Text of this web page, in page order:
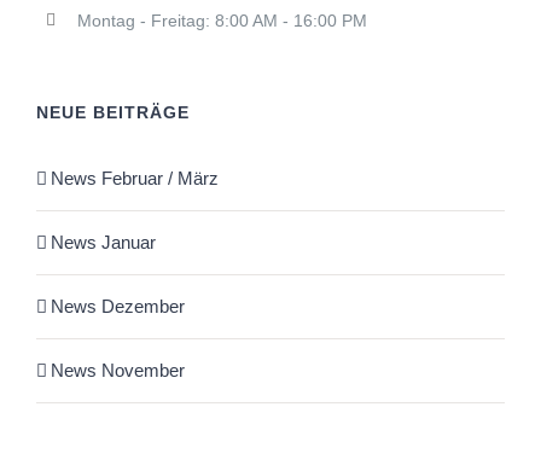
Montag - Freitag: 8:00 AM - 16:00 PM
NEUE BEITRÄGE
News Februar / März
News Januar
News Dezember
News November